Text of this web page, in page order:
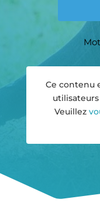
Ce contenu
Veuillez